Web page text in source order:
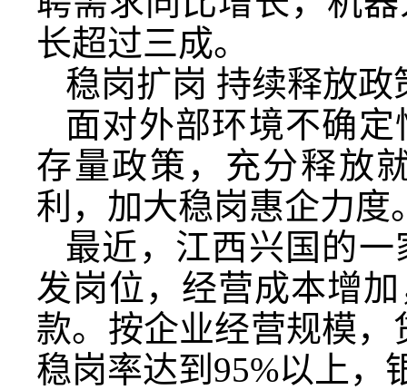
长超过三成。
稳岗扩岗 持续释放政
面对外部环境不确
存量政策，充分释放
利，加大稳岗惠企力度
最近，江西兴国的
发岗位，经营成本增
款。按企业经营规模
稳岗率达到95%以上，